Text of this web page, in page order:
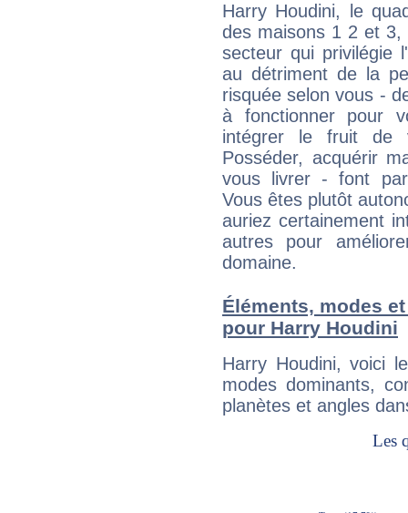
Harry Houdini, le
des maisons 1 2 et
secteur qui privilégie
au détriment de la
risquée selon vous -
à fonctionner pour
intégrer le fruit de
Posséder, acquérir
vous livrer - font
Vous êtes plutôt
auriez certainement
autres pour
domaine.
Éléments, modes
pour Harry Houdini
Harry Houdini, voici
modes dominants,
planètes et angles